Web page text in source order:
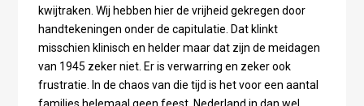
kwijtraken. Wij hebben hier de vrijheid gekregen door
handtekeningen onder de capitulatie. Dat klinkt
misschien klinisch en helder maar dat zijn de meidagen
van 1945 zeker niet. Er is verwarring en zeker ook
frustratie. In de chaos van die tijd is het voor een aantal